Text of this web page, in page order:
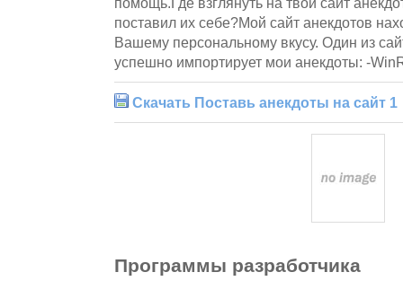
поставил их себе?Мой сайт анекдотов
Вашему персональному вкусу. Один из
успешно импортирует мои анекдоты: -
Скачать Поставь анекдоты на сайт 1
Программы разработчика